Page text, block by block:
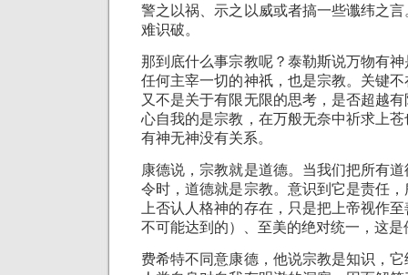
警之以祸、示之以威或者搞一些谶纬之
难识破。
那到底什么事宗教呢？泰勒斯说万物有
任何主宰一切的神祇，也是宗教。关键
又不是关于有限无限的思考，是否超越
心自我的是宗教，在万般无奈中祈求上
有神无神没有关系。
康德说，宗教就是道德。当我们把所有
令时，道德就是宗教。意识到它是责任
上否认人格神的存在，只是把上帝视作
不可能达到的）、至美的绝对统一，这
费希特不同意康德，他说宗教是知识，